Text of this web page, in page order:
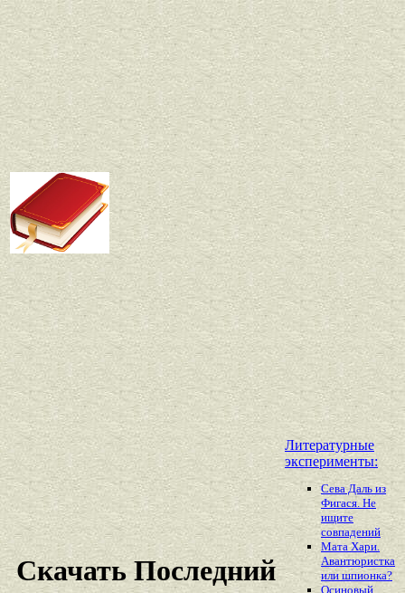
Скачать Последний
Литературные
эксперименты:
Сева Даль из
Фигася. Не
ищите
совпадений
Мата Хари.
Авантюристка
или шпионка?
Осиновый